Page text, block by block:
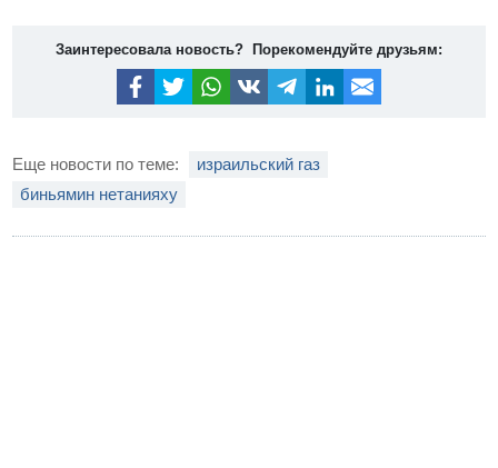
Заинтересовала новость? Порекомендуйте друзьям:
Еще новости по теме:
израильский газ
биньямин нетанияху